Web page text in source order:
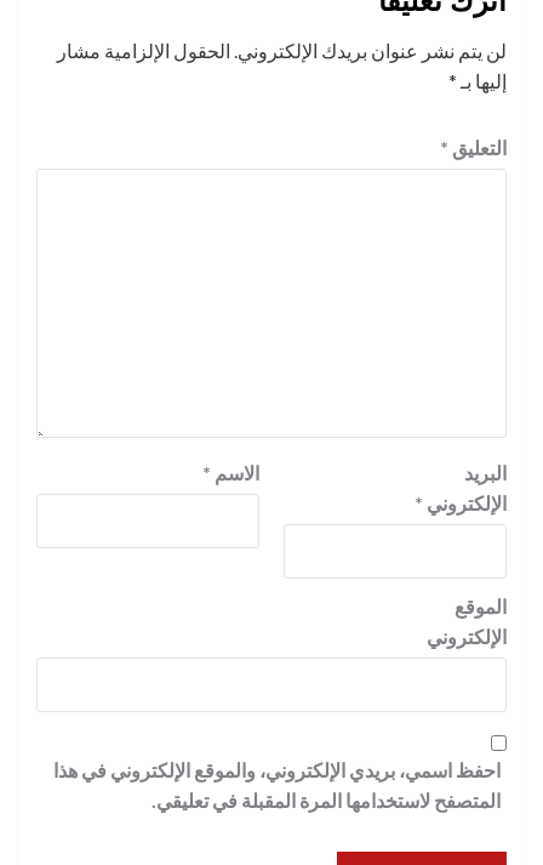
لن يتم نشر عنوان بريدك الإلكتروني. الحقول الإلزامية مشار
إليها بـ *
التعليق *
الاسم *
البريد
الإلكتروني *
الموقع
الإلكتروني
احفظ اسمي، بريدي الإلكتروني، والموقع الإلكتروني في هذا
المتصفح لاستخدامها المرة المقبلة في تعليقي.